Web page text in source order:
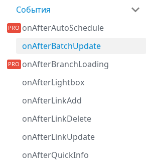
События
onAfterAutoSchedule
onAfterBatchUpdate
onAfterBranchLoading
onAfterLightbox
onAfterLinkAdd
onAfterLinkDelete
onAfterLinkUpdate
onAfterQuickInfo